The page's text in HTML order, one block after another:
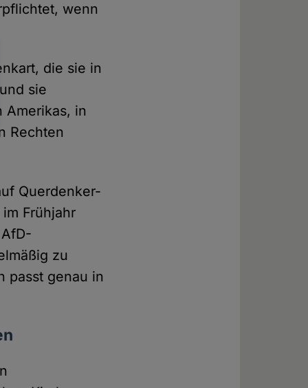
wenn
die sie in
sie
Amerikas, in
Rechten
Querdenker-
Frühjahr
zu
passt genau in